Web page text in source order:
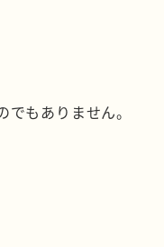
もありません。